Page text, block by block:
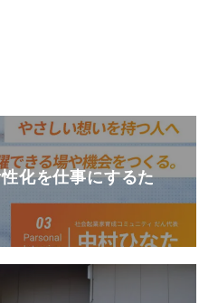
面
で
す。
面
で
化を仕事にするた